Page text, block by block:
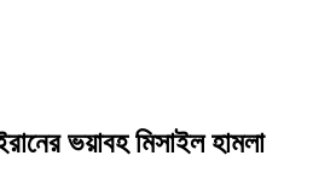
ভয়াবহ মিসাইল হামলা